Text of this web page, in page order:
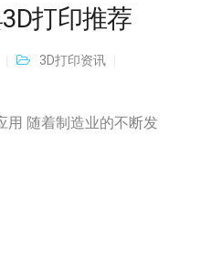
打印推荐
3D打印资讯
用 随着制造业的不断发